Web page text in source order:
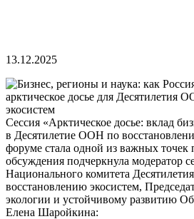
13.12.2025
Сессия «Арктическое досье: вклад
в Десятилетие ООН по
форуме стала одной из важных точек
обсуждения подчеркнула модератор
Национального комитета
восстановлению экосистем,
экологии и устойчивому развитию
Елена Шаройкина: